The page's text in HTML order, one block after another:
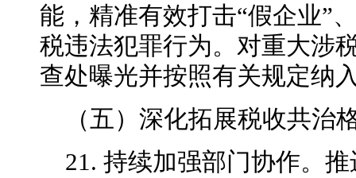
能，精准有效打击“假企业”
税违法犯罪行为。对重大涉
查处曝光并按照有关规定纳
（五）深化拓展税收共治
21. 持续加强部门协作。